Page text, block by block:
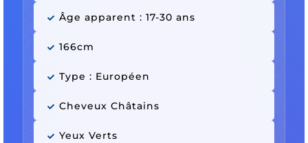
Âge apparent : 17-30 ans
166cm
Type : Européen
Cheveux Châtains
Yeux Verts